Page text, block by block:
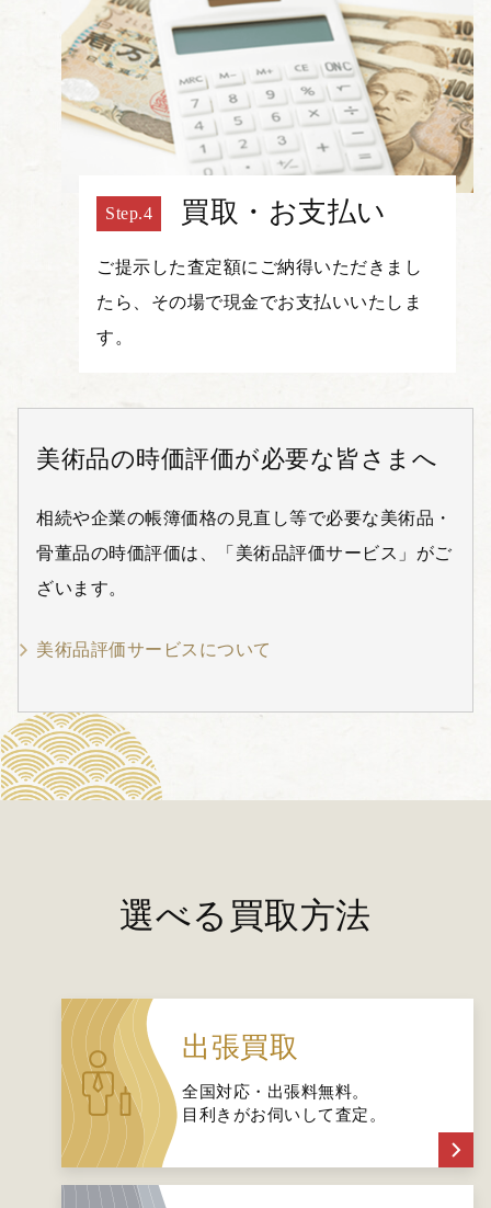
買取・お支払い
ご提示した査定額にご納得いただきまし
たら、その場で現金でお支払いいたしま
す。
美術品の時価評価が必要な皆さまへ
相続や企業の帳簿価格の見直し等で必要な美術品・
骨董品の時価評価は、「美術品評価サービス」がご
ざいます。
美術品評価サービスについて
選べる買取方法
出張買取
全国対応・出張料無料。
目利きがお伺いして査定。